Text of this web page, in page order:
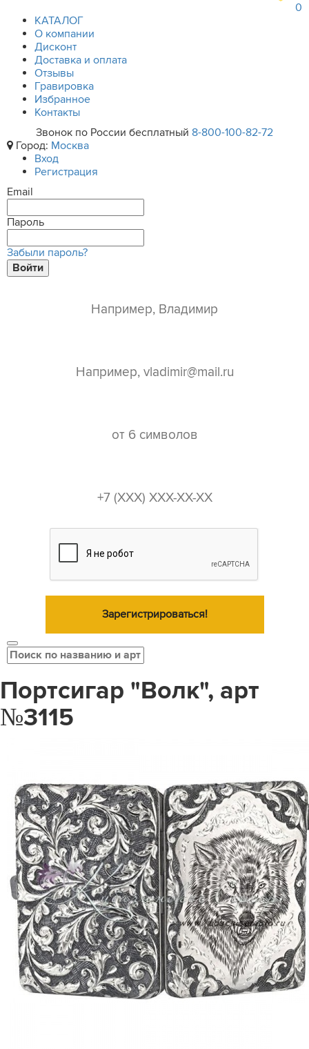
0
КАТАЛОГ
О компании
Дисконт
Доставка и оплата
Отзывы
Гравировка
Избранное
Контакты
Звонок по России бесплатный 8-800-100-82-72
Город: Москва
Вход
Регистрация
Email
Пароль
Забыли пароль?
Войти
Зарегистрироваться!
Портсигар "Волк", арт
№3115